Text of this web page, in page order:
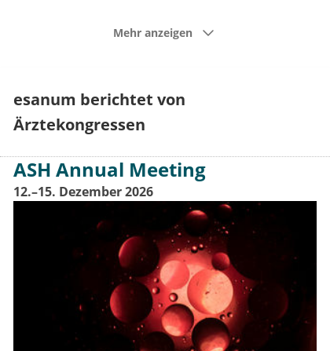
Mehr anzeigen
esanum berichtet von
Ärztekongressen
ASH Annual Meeting
12.–15. Dezember 2026